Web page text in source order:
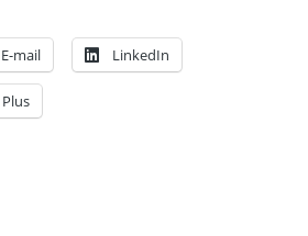
E-mail LinkedIn
Plus